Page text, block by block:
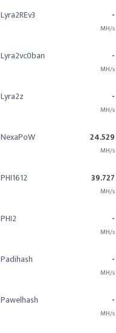
Lyra2REv3 -
MH/s
Lyra2vc0ban -
MH/s
Lyra2z -
MH/s
NexaPoW 24.529
MH/s
PHI1612 39.727
MH/s
PHI2 -
MH/s
Padihash -
MH/s
Pawelhash -
MH/s